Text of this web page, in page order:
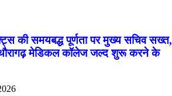
की समयबद्ध पूर्णता पर मुख्य सचिव सख्त,
मेडिकल कॉलेज जल्द शुरू करने के